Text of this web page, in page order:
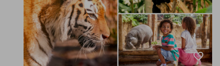
favorite_border